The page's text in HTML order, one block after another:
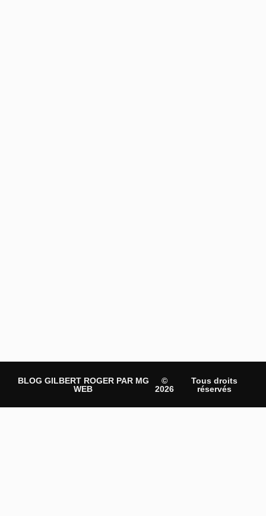
BLOG GILBERT ROGER PAR MG
WEB
©
2026
Tous droits
réservés